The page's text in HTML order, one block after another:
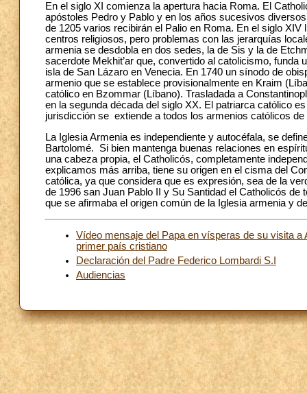
En el siglo XI comienza la apertura hacia Roma. El
apóstoles Pedro y Pablo y en los años sucesivos
de 1205 varios recibirán el Palio en Roma. En el siglo
centros religiosos, pero problemas con las jerarquías
armenia se desdobla en dos sedes, la de Sis y la de
sacerdote Mekhit’ar que, convertido al catolicismo,
isla de San Lázaro en Venecia. En 1740 un sínodo de
armenio que se establece provisionalmente en Kraim
católico en Bzommar (Líbano). Trasladada a
en la segunda década del siglo XX. El patriarca católico
jurisdicción se extiende a todos los armenios católicos
La Iglesia Armenia es independiente y autocéfala, se
Bartolomé. Si bien mantenga buenas relaciones en
una cabeza propia, el Catholicós, completamente
explicamos más arriba, tiene su origen en el cisma del
católica, ya que considera que es expresión, sea de la
de 1996 san Juan Pablo II y Su Santidad el Catholicós
que se afirmaba el origen común de la Iglesia armenia y
Vídeo mensaje del Papa en vísperas de su visita
primer país cristiano
Declaración del Padre Federico Lombardi S.I
Audiencias